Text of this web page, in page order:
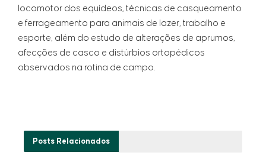
locomotor dos equídeos, técnicas de casqueamento
e ferrageamento para animais de lazer, trabalho e
esporte, além do estudo de alterações de aprumos,
afecções de casco e distúrbios ortopédicos
observados na rotina de campo.
Posts Relacionados